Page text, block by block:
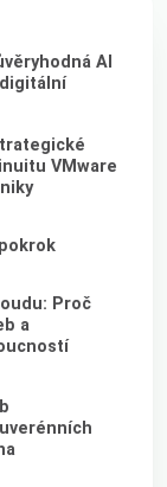
AI
VMware
Proč
a